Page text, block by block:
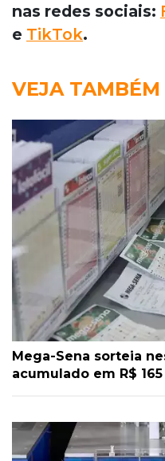
nas redes sociais:
e TikTok.
VEJA TAMBÉM
Mega-Sena sorteia
acumulado em R$